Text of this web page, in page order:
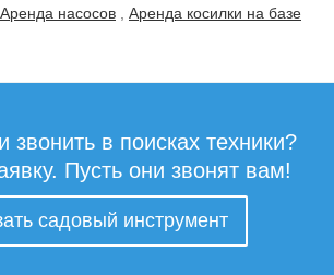
Аренда насосов
Аренда косилки на базе
звонить в поисках техники?
Пусть они звонят вам!
садовый инструмент